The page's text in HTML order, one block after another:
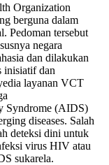
Organization
berguna dalam
Pedoman tersebut
negara
dan dilakukan
inisiatif dan
layanan VCT
Syndrome (AIDS)
diseases. Salah
deteksi dini untuk
virus HIV atau
sukarela.